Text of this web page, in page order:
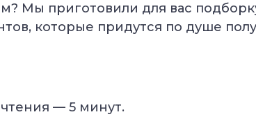
Мы приготовили для вас
которые придутся по душе
— 5 минут.